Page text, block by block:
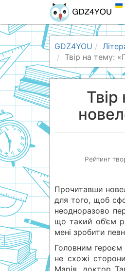
GDZ4YOU
Твір на тему:
Рейтинг
Прочитавши
для того, щоб
неодноразово
що такий об’єм
мені зробити
Головним героєм
не схожі
Марія, доктор